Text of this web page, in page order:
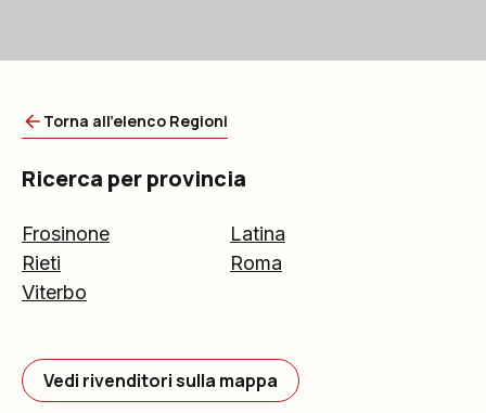
Torna all'elenco Regioni
Ricerca per provincia
Frosinone
Latina
Rieti
Roma
Viterbo
Vedi rivenditori sulla mappa